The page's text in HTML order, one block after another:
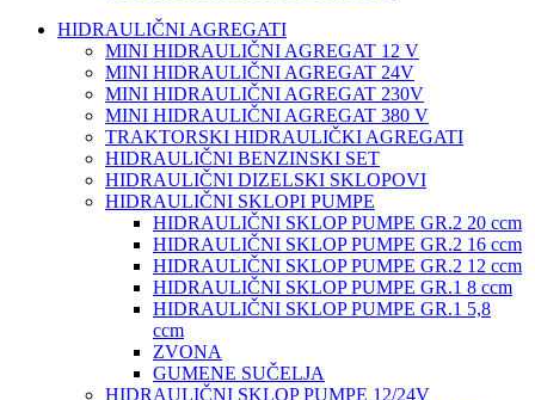
HIDRAULIČNI AGREGATI
MINI HIDRAULIČNI AGREGAT 12 V
MINI HIDRAULIČNI AGREGAT 24V
MINI HIDRAULIČNI AGREGAT 230V
MINI HIDRAULIČNI AGREGAT 380 V
TRAKTORSKI HIDRAULIČKI AGREGATI
HIDRAULIČNI BENZINSKI SET
HIDRAULIČNI DIZELSKI SKLOPOVI
HIDRAULIČNI SKLOPI PUMPE
HIDRAULIČNI SKLOP PUMPE GR.2 20 ccm
HIDRAULIČNI SKLOP PUMPE GR.2 16 ccm
HIDRAULIČNI SKLOP PUMPE GR.2 12 ccm
HIDRAULIČNI SKLOP PUMPE GR.1 8 ccm
HIDRAULIČNI SKLOP PUMPE GR.1 5,8
ccm
ZVONA
GUMENE SUČELJA
HIDRAULIČNI SKLOP PUMPE 12/24V